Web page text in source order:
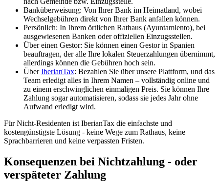
Banküberweisung: Von Ihrer Bank im Heimatland, wobei
Wechselgebühren direkt von Ihrer Bank anfallen können.
Persönlich: In Ihrem örtlichen Rathaus (Ayuntamiento), bei
ausgewiesenen Banken oder offiziellen Einzugsstellen.
Über einen Gestor: Sie können einen Gestor in Spanien
beauftragen, der alle Ihre lokalen Steuerzahlungen übernimmt,
allerdings können die Gebühren hoch sein.
ÜberIberianTax: Bezahlen Sie über unsere Plattform, und das
Team erledigt alles in Ihrem Namen – vollständig online und
zu einem erschwinglichen einmaligen Preis. Sie können Ihre
Zahlung sogar automatisieren, sodass sie jedes Jahr ohne
Aufwand erledigt wird.
Für Nicht-Residenten istIberianTax die einfachste und
kostengünstigste Lösung - keine Wege zum Rathaus, keine
Sprachbarrieren und keine verpassten Fristen.
Konsequenzen bei Nichtzahlung - oder
verspäteter Zahlung